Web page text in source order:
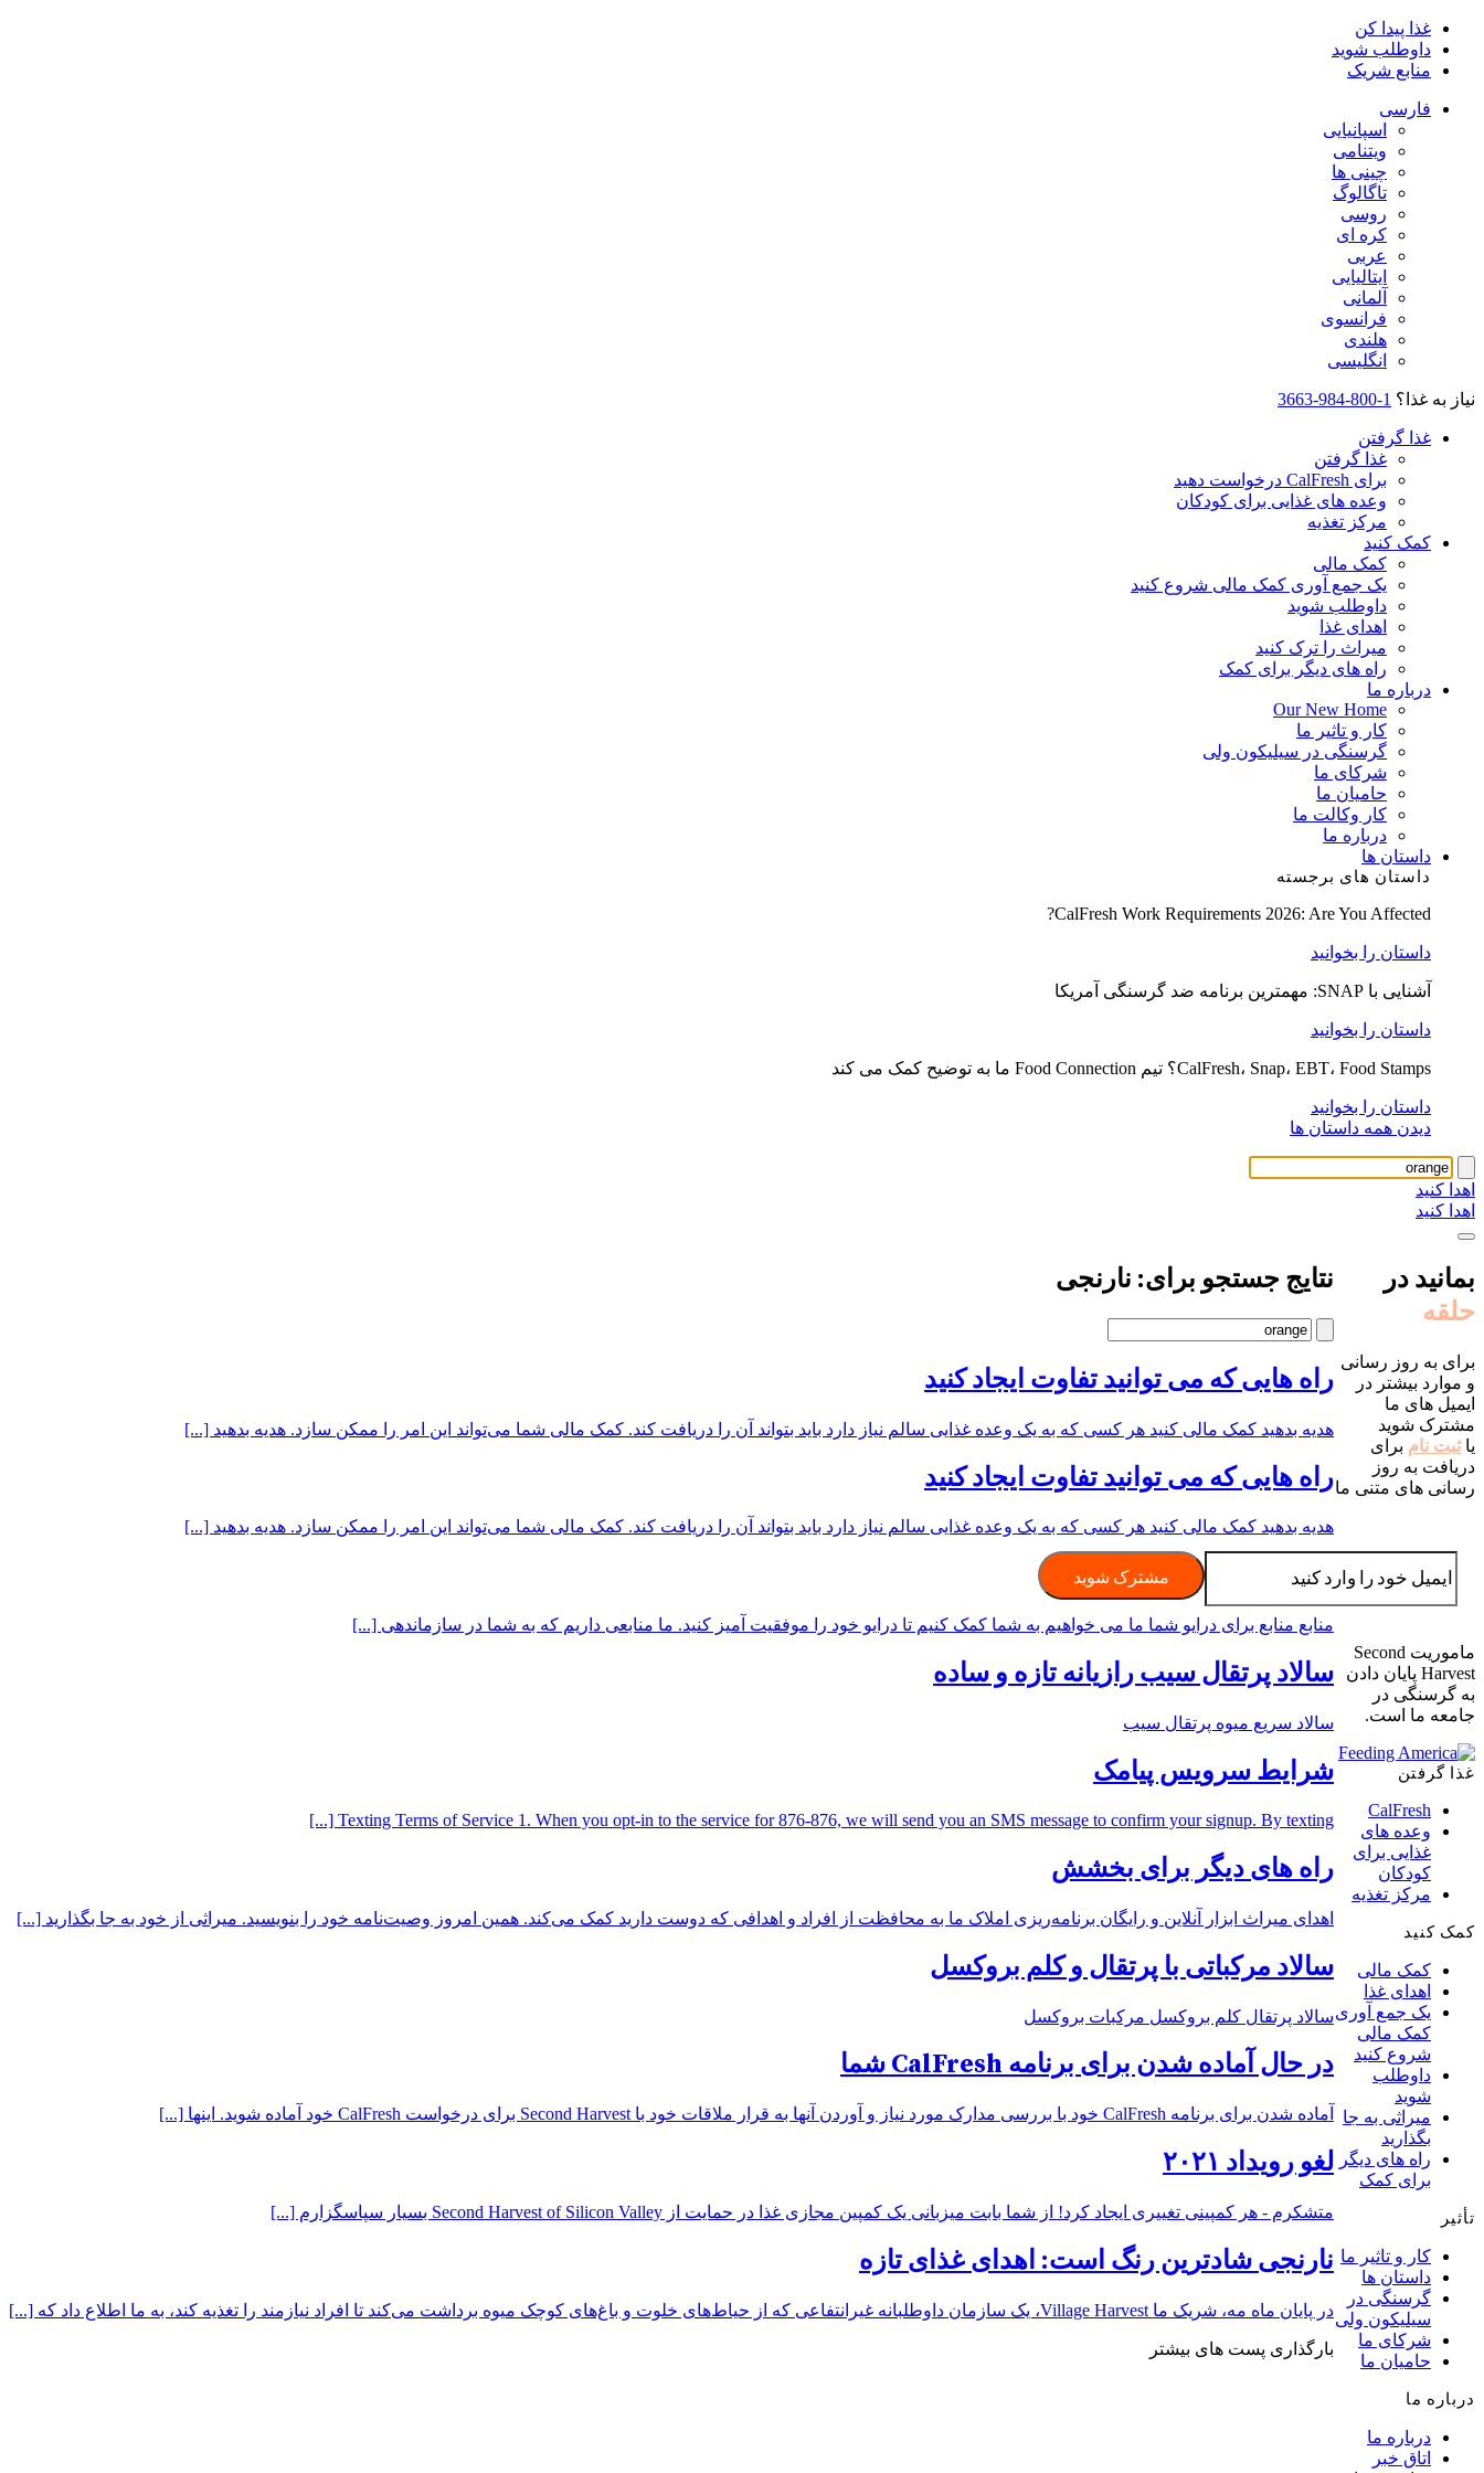
غذا پیدا کن
داوطلب شوید
منابع شریک
فارسی
اسپانیایی
ویتنامی
چینی ها
تاگالوگ
روسی
کره ای
عربی
ایتالیایی
آلمانی
فرانسوی
هلندی
انگلیسی
نیاز به غذا؟ 1-800-984-3663
غذا گرفتن
غذا گرفتن
برای CalFresh درخواست دهید
وعده های غذایی برای کودکان
مرکز تغذیه
کمک کنید
کمک مالی
یک جمع آوری کمک مالی شروع کنید
داوطلب شوید
اهدای غذا
میراث را ترک کنید
راه های دیگر برای کمک
درباره ما
Our New Home
کار و تاثیر ما
گرسنگی در سیلیکون ولی
شرکای ما
حامیان ما
کار وکالت ما
درباره ما
داستان ها
داستان های برجسته
CalFresh Work Requirements 2026: Are You Affected?
داستان را بخوانید
آشنایی با SNAP: مهمترین برنامه ضد گرسنگی آمریکا
داستان را بخوانید
CalFresh، Snap، EBT، Food Stamps؟ تیم Food Connection ما به توضیح کمک می کند
داستان را بخوانید
دیدن همه داستان ها
اهدا کنید
اهدا کنید
نتایج جستجو برای: نارنجی
راه هایی که می توانید تفاوت ایجاد کنید
هدیه بدهید کمک مالی کنید هر کسی که به یک وعده غذایی سالم نیاز دارد باید بتواند آن را دریافت کند. کمک مالی شما می‌تواند این امر را ممکن سازد. هدیه بدهید [...]
راه هایی که می توانید تفاوت ایجاد کنید
هدیه بدهید کمک مالی کنید هر کسی که به یک وعده غذایی سالم نیاز دارد باید بتواند آن را دریافت کند. کمک مالی شما می‌تواند این امر را ممکن سازد. هدیه بدهید [...]
منابع
منابع منابع برای درایو شما ما می خواهیم به شما کمک کنیم تا درایو خود را موفقیت آمیز کنید. ما منابعی داریم که به شما در سازماندهی [...]
سالاد پرتقال سیب رازیانه تازه و ساده
سالاد سریع میوه پرتقال سیب
شرایط سرویس پیامک
Texting Terms of Service 1. When you opt-in to the service for 876-876, we will send you an SMS message to confirm your signup. By texting [...]
راه های دیگر برای بخشش
اهدای میراث ابزار آنلاین و رایگان برنامه‌ریزی املاک ما به محافظت از افراد و اهدافی که دوست دارید کمک می‌کند. همین امروز وصیت‌نامه خود را بنویسید. میراثی از خود به جا بگذارید [...]
سالاد مرکباتی با پرتقال و کلم بروکسل
سالاد پرتقال کلم بروکسل مرکبات بروکسل
در حال آماده شدن برای برنامه CalFresh شما
آماده شدن برای برنامه CalFresh خود با بررسی مدارک مورد نیاز و آوردن آنها به قرار ملاقات خود با Second Harvest برای درخواست CalFresh خود آماده شوید. اینها [...]
لغو رویداد ۲۰۲۱
متشکرم - هر کمپینی تغییری ایجاد کرد! از شما بابت میزبانی یک کمپین مجازی غذا در حمایت از Second Harvest of Silicon Valley بسیار سپاسگزارم [...]
نارنجی شادترین رنگ است: اهدای غذای تازه
در پایان ماه مه، شریک ما Village Harvest، یک سازمان داوطلبانه غیرانتفاعی که از حیاط‌های خلوت و باغ‌های کوچک میوه برداشت می‌کند تا افراد نیازمند را تغذیه کند، به ما اطلاع داد که [...]
بارگذاری پست های بیشتر
بمانید در
حلقه
برای به روز رسانی
و موارد بیشتر در
ایمیل های ما
مشترک شوید
یاثبت نام برای
دریافت به روز
رسانی های متنی ما
ماموریت Second
Harvest پایان دادن
به گرسنگی در
جامعه ما است.
غذا گرفتن
CalFresh
وعده های
غذایی برای
کودکان
مرکز تغذیه
کمک کنید
کمک مالی
اهدای غذا
یک جمع آوری
کمک مالی
شروع کنید
داوطلب
شوید
میراثی به جا
بگذارید
راه های دیگر
برای کمک
تأثیر
کار و تاثیر ما
داستان ها
گرسنگی در
سیلیکون ولی
شرکای ما
حامیان ما
درباره ما
درباره ما
اتاق خبر